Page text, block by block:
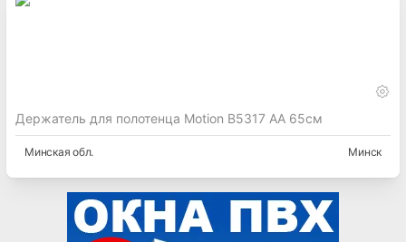
Держатель для полотенца Motion B5317 АА 65см
Минская обл. Минск